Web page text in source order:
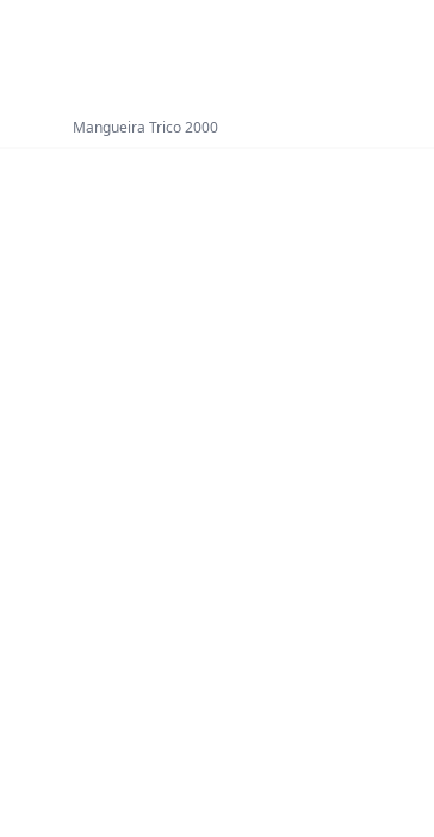
Mangueira Trico 2000